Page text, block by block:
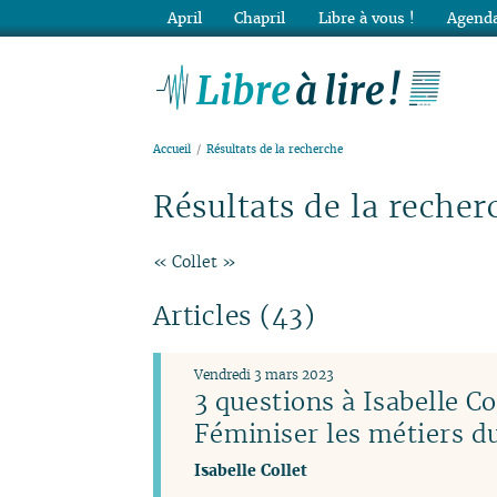
Accueil Résultats de la recherche
Résultats de la
« Collet »
Articles (43)
3 questions à Isabelle
Féminiser les métiers
Vendredi 3 mars 2023
Isabelle Collet
April Chapril Libre à vous !